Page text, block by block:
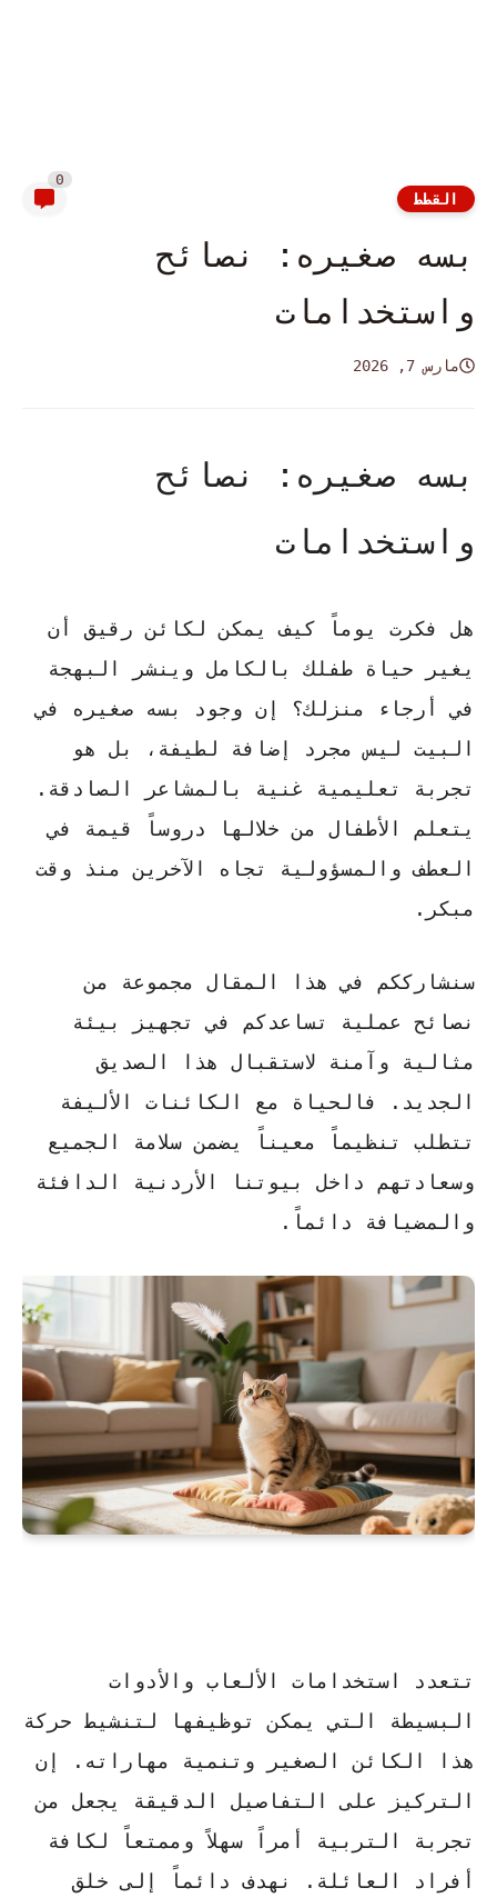
القطط
0
بسه صغيره: نصائح
واستخدامات
مارس 7, 2026
بسه صغيره: نصائح
واستخدامات
هل فكرت يوماً كيف يمكن لكائن رقيق أن
يغير حياة طفلك بالكامل وينشر البهجة
في أرجاء منزلك؟ إن وجود
بسه صغيره في
البيت ليس مجرد إضافة لطيفة، بل هو
تجربة تعليمية غنية بالمشاعر الصادقة.
يتعلم
الأطفال من خلالها دروساً قيمة في
العطف والمسؤولية تجاه الآخرين منذ وقت
مبكر.
سنشارككم في هذا المقال مجموعة من
نصائح عملية تساعدكم في تجهيز بيئة
مثالية وآمنة لاستقبال هذا الصديق
الجديد. فالحياة مع الكائنات الأليفة
تتطلب تنظيماً معيناً يضمن سلامة الجميع
وسعادتهم داخل بيوتنا الأردنية الدافئة
والمضيافة دائماً.
تتعدد استخدامات الألعاب والأدوات
البسيطة التي يمكن توظيفها لتنشيط حركة
هذا الكائن الصغير وتنمية مهاراته. إن
التركيز على التفاصيل الدقيقة يجعل من
تجربة التربية أمراً سهلاً وممتعاً
لكافة
أفراد العائلة. نهدف دائماً إلى خلق